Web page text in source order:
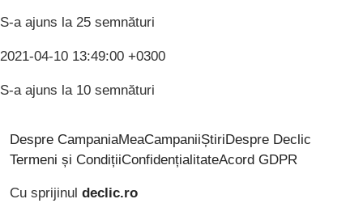
S-a ajuns la 25 semnături
2021-04-10 13:49:00 +0300
S-a ajuns la 10 semnături
Despre CampaniaMeaCampaniiȘtiri Despre Declic
Termeni și CondițiiConfidențialitateAcord GDPR
Cu sprijinul declic.ro